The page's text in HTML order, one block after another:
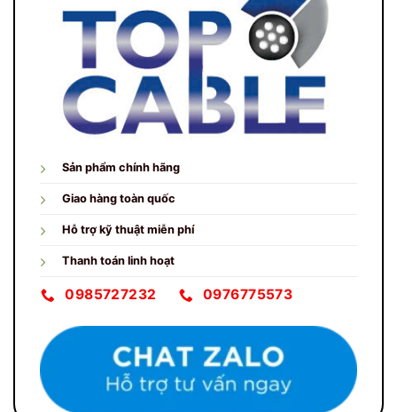
Sản phẩm chính hãng
Giao hàng toàn quốc
Hỗ trợ kỹ thuật miễn phí
Thanh toán linh hoạt
0985727232 0976775573